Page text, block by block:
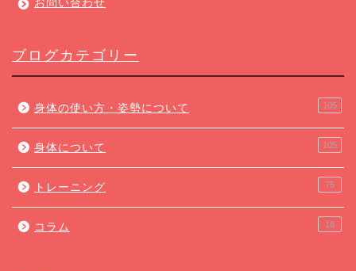
お問い合わせ
ブログカテゴリー
身体の使い方・姿勢について 105
身体について 105
トレーニング 75
コラム 18